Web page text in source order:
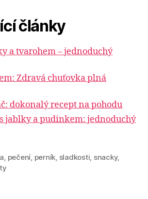
články
a tvarohem – jednoduchý
Zdravá chuťovka plná
dokonalý recept na pohodu
jablky a pudinkem: jednoduchý
, pečení, perník, sladkosti, snacky,